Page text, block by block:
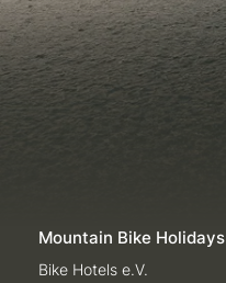
Mountain Bike Holidays
Bike Hotels e.V.